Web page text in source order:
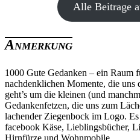
Alle Beitrage
Anmerkung
1000 Gute Gedanken – ein Raum
nachdenklichen Momente, die uns
geht’s um die kleinen (und
Gedankenfetzen, die uns zum
lachender Ziegenbock im Logo.
facebook Käse, Lieblingsbücher,
Hirnfürze und Wohnmobile.